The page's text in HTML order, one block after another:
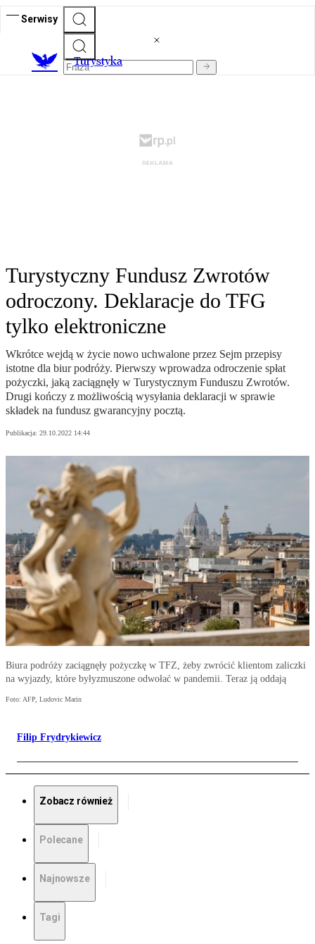
Serwisy
Turystyka
Turystyczny Fundusz Zwrotów
odroczony. Deklaracje do TFG
tylko elektroniczne
Wkrótce wejdą w życie nowo uchwalone przez Sejm przepisy
istotne dla biur podróży. Pierwszy wprowadza odroczenie spłat
pożyczki, jaką zaciągnęły w Turystycznym Funduszu Zwrotów.
Drugi kończy z możliwością wysyłania deklaracji w sprawie
składek na fundusz gwarancyjny pocztą.
Publikacja: 29.10.2022 14:44
Biura podróży zaciągnęły pożyczkę w TFZ, żeby zwrócić klientom zaliczki
na wyjazdy, które byłyzmuszone odwołać w pandemii. Teraz ją oddają
Foto: AFP, Ludovic Marin
Filip Frydrykiewicz
Zobacz również
Polecane
Najnowsze
Tagi